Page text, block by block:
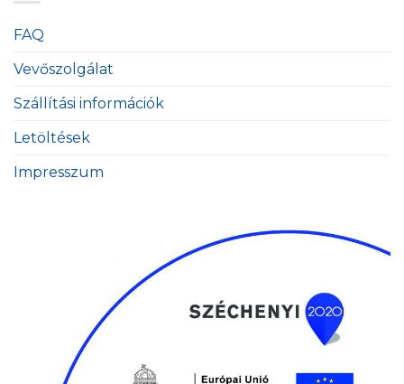
FAQ
Vevőszolgálat
Szállítási információk
Letöltések
Impresszum